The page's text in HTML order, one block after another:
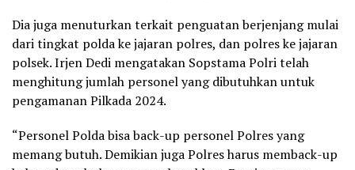
Dia juga menuturkan terkait penguatan berjenjang mulai
dari tingkat polda ke jajaran polres, dan polres ke jajaran
polsek. Irjen Dedi mengatakan Sopstama Polri telah
menghitung jumlah personel yang dibutuhkan untuk
pengamanan Pilkada 2024.
“Personel Polda bisa back-up personel Polres yang
memang butuh. Demikian juga Polres harus memback-up